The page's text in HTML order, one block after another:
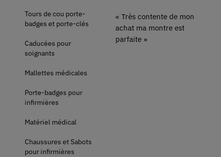
Tours de cou porte-
badges et porte-clés
Caducées pour
soignants
Mallettes médicales
Porte-badges pour
infirmières
Matériel médical
Chaussures et Sabots
pour infirmières
« Très contente de mon
achat ma montre est
parfaite »